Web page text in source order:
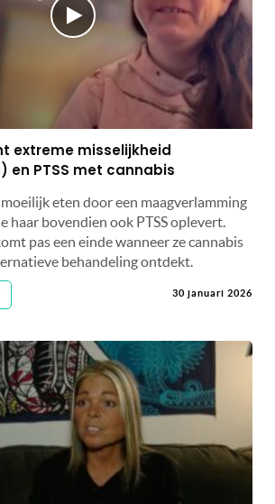
extreme misselijkheid
en PTSS met cannabis
eten door een maagverlamming
haar bovendien ook PTSS oplevert.
pas een einde wanneer ze cannabis
behandeling ontdekt.
30 januari 2026